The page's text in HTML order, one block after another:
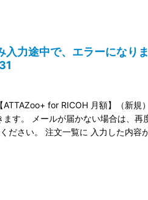
入力途中で、エラーになり
for RICOH 月額】（新規
す。 メールが届かない場合は、再
ださい。 注文一覧に 入力した内容